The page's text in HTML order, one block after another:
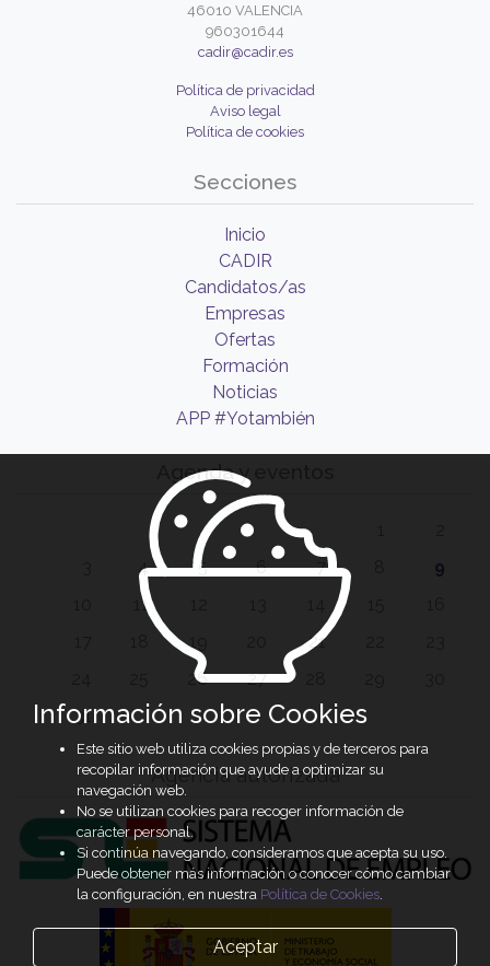
46010 VALENCIA
960301644
cadir@cadir.es
Política de privacidad
Aviso legal
Política de cookies
Secciones
Inicio
CADIR
Candidatos/as
Empresas
Ofertas
Formación
Noticias
APP #Yotambién
Agenda y eventos
4 5 6 7
9
11
19 21
26 27
31
Agencia autorizada
Información sobre Cookies
Este sitio web utiliza cookies propias y de terceros para
recopilar información que ayude a optimizar su
navegación web.
No se utilizan cookies para recoger información de
carácter personal.
Si continúa navegando, consideramos que acepta su uso.
Puede obtener más información o conocer cómo cambiar
la configuración, en nuestra Política de Cookies.
Aceptar